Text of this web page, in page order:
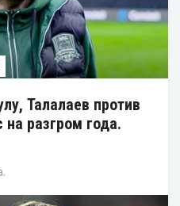
Талалаев против
разгром года.